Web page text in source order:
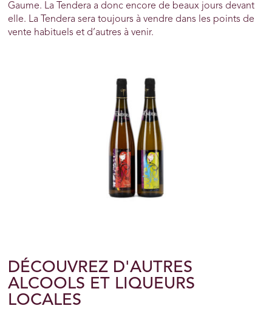
Gaume. La Tendera a donc encore de beaux jours devant
elle. La Tendera sera toujours à vendre dans les points de
vente habituels et d’autres à venir.
DÉCOUVREZ D'AUTRES
ALCOOLS ET LIQUEURS
LOCALES